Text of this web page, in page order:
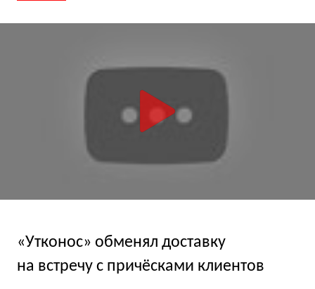
«Утконос» обменял доставку
на встречу с причёсками клиентов